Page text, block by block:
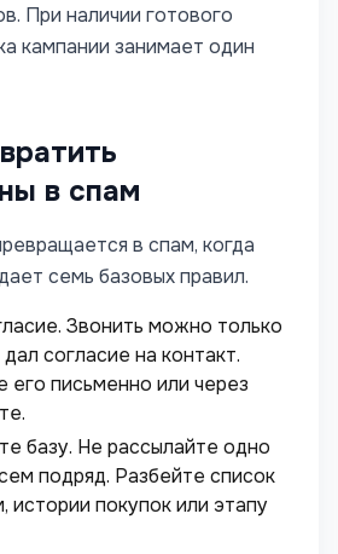
При наличии готового
кампании занимает один
в спам
в спам, когда
семь базовых правил.
Звонить можно только
согласие на контакт.
его письменно или через
базу. Не рассылайте одно
подряд. Разбейте список
истории покупок или этапу